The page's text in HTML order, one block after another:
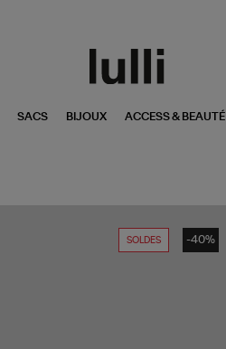
SACS BIJOUX ACCESS & BEAUTÉ
SOLDES -40%